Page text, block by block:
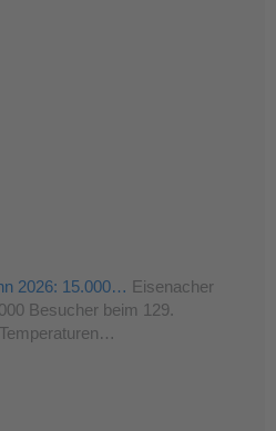
2026: 15.000… Eisenacher
Besucher beim 129.